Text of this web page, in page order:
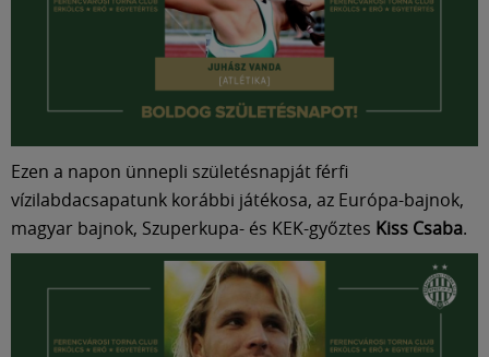
Ezen a napon ünnepli születésnapját férfi
vízilabdacsapatunk korábbi játékosa, az Európa-bajnok,
magyar bajnok, Szuperkupa- és KEK-győztes Kiss Csaba.